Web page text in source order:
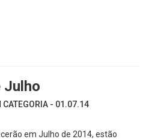
Julho
CATEGORIA - 01.07.14
em Julho de 2014, estão